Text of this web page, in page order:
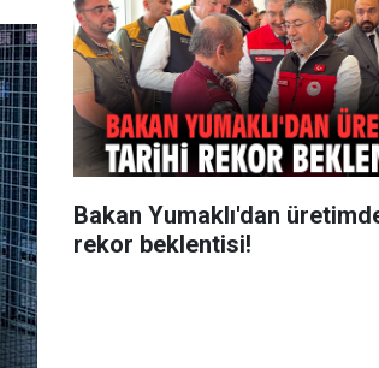
Bakan Yumaklı'dan
rekor beklentisi!